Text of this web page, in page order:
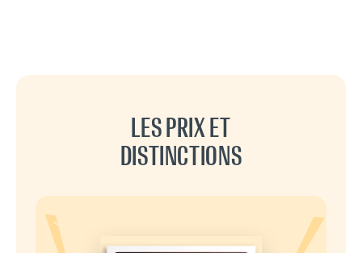
LES PRIX ET
DISTINCTIONS